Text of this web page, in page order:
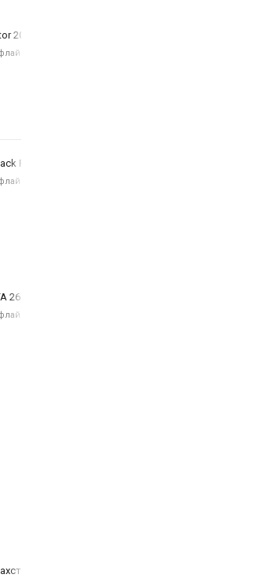
2023
Flag Resynced / Deluxe Edition
26) / Издание Ultimate
- Новый пустой